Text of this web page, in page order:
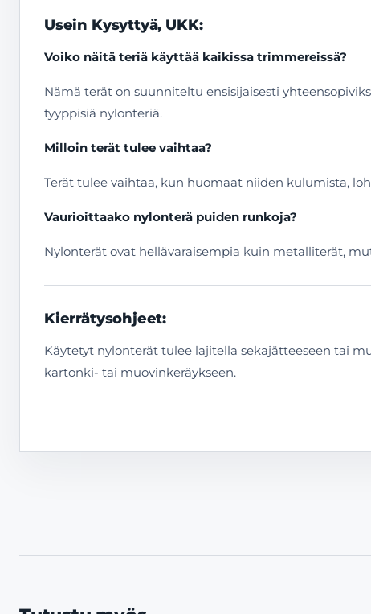
Usein Kysyttyä, UKK:
Voiko näitä teriä käyttää kaikissa trimmereissä?
Nämä terät on suunniteltu ensisijaisesti
tyyppisiä nylonteriä.
Milloin terät tulee vaihtaa?
Terät tulee vaihtaa, kun huomaat niiden kulumista,
Vaurioittaako nylonterä puiden runkoja?
Nylonterät ovat hellävaraisempia kuin metalliterät,
Kierrätysohjeet:
Käytetyt nylonterät tulee lajitella sekajätteeseen tai
kartonki- tai muovinkeräykseen.